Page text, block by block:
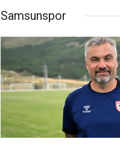
Samsunspor